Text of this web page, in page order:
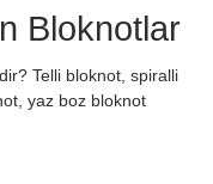
Bloknotlar
Telli bloknot, spiralli
yaz boz bloknot